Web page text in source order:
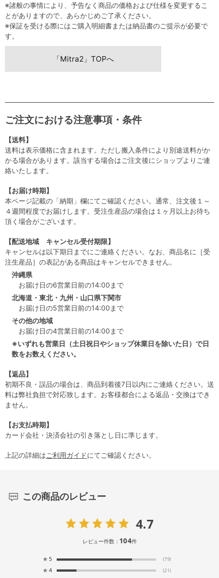
※諸般の事情により、予告なく商品の価格および仕様を変更するこ
とがありますので、あらかじめご了承ください。
※保証を受ける際にはご購入明細書または納品書のご提示が必要で
す。
「Mitra2」TOPへ
ご注文における注意事項・条件
【送料】
送料は表示価格に含まれます。ただし搬入条件により別途送料がか
かる場合があります。該当する場合はご注文後にショップよりご連
絡いたします。
【お届け時期】
本ページ記載の「納期」欄にてご確認ください。通常、注文後１～
４週間程度でお届けします。受注生産品の場合は１ヶ月以上お待ち
頂く場合がございます。
【配送地域 キャンセル受付期限】
キャンセルは以下期日までにご連絡ください。なお、商品名に［受
注生産品］の表記がある商品はキャンセルできません。
沖縄県
お届け日の6営業日前の14:00まで
北海道・東北・九州・山口県下関市
お届け日の5営業日前の14:00まで
その他の地域
お届け日の4営業日前の14:00まで
※いずれも営業日（土日祝日やショップ休業日を除いた日）で日
数をお数えください。
【返品】
初期不良・誤品の場合は、商品到着後7日以内にご連絡ください。送
料は弊社負担で対応致します。お客様都合による返品・交換はでき
ません。
【お支払時期】
カード会社・決済会社の引き落とし日に準じます。
上記の詳細はご利用ガイドにてご確認ください。
この商品のレビュー
4.7
レビュー件数： 104件
★ 5 (79)
★ 4 (21)